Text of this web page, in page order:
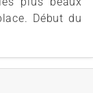
Début du